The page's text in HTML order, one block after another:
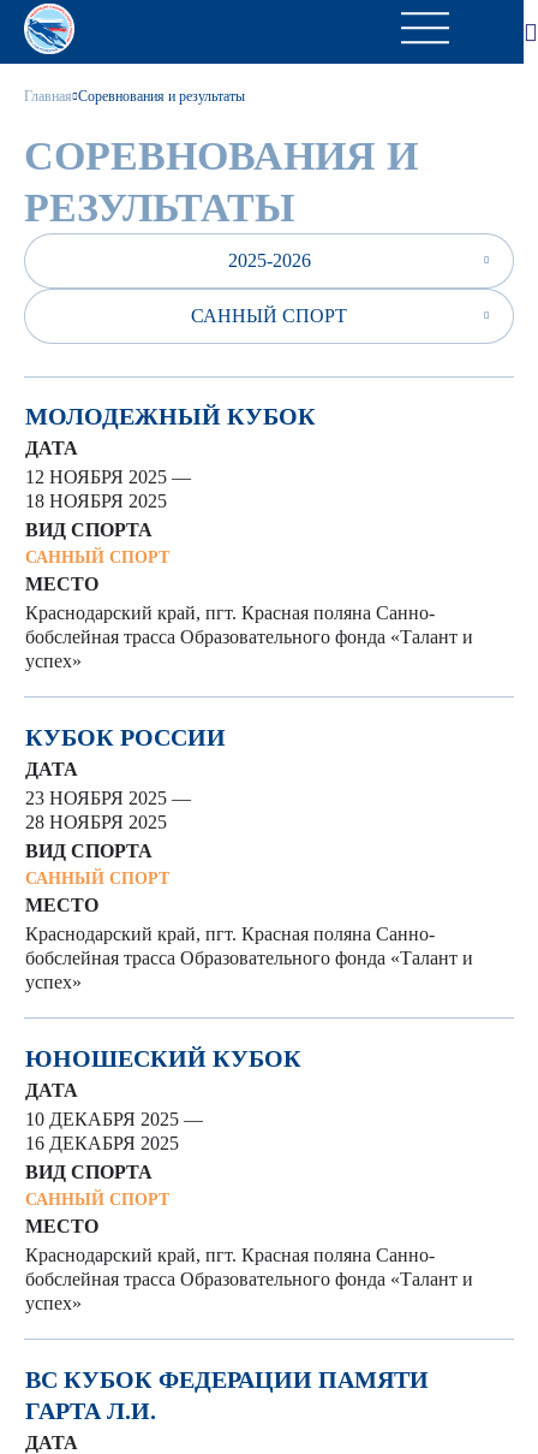
Главная Соревнования и результаты
СОРЕВНОВАНИЯ И
РЕЗУЛЬТАТЫ
2025-2026
САННЫЙ СПОРТ
МОЛОДЕЖНЫЙ КУБОК
ДАТА
12 НОЯБРЯ 2025 —
18 НОЯБРЯ 2025
ВИД СПОРТА
САННЫЙ СПОРТ
МЕСТО
Краснодарский край, пгт. Красная поляна Санно-
бобслейная трасса Образовательного фонда «Талант и
успех»
КУБОК РОССИИ
ДАТА
23 НОЯБРЯ 2025 —
28 НОЯБРЯ 2025
ВИД СПОРТА
САННЫЙ СПОРТ
МЕСТО
Краснодарский край, пгт. Красная поляна Санно-
бобслейная трасса Образовательного фонда «Талант и
успех»
ЮНОШЕСКИЙ КУБОК
ДАТА
10 ДЕКАБРЯ 2025 —
16 ДЕКАБРЯ 2025
ВИД СПОРТА
САННЫЙ СПОРТ
МЕСТО
Краснодарский край, пгт. Красная поляна Санно-
бобслейная трасса Образовательного фонда «Талант и
успех»
ВС КУБОК ФЕДЕРАЦИИ ПАМЯТИ
ГАРТА Л.И.
ДАТА